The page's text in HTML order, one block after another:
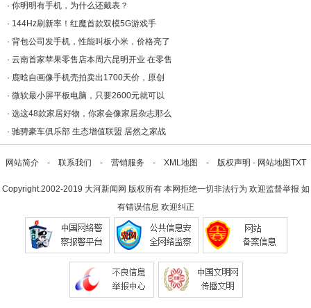
· 你明明有手机，为什么还戴表？
· 144Hz刷新率！红魔首款双模5G游戏手
· 背包公司发手机，性能叫板小米，价格亮了
· 云南首家苹果零售店本周六昆明开业 在零售
· 鹿晗自画像手机壳拍卖出1700天价，原创
· 微软最小屏平板电脑，只要2600元就可以
· 选这48款家居好物，你家会像家居杂志那么
· 驰骋豪车俱乐部 生态增值联盟 居然之家战
网站简介- 联系我们 - 营销服务 - XML地图 - 版权声明 - 网站地图TXT
Copyright.2002-2019 大河新闻网 版权所有 本网拒绝一切非法行为 欢迎监督举报 如
有错误信息 欢迎纠正